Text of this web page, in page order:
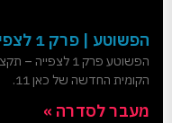
הפשוטע | פרק 1 לצפייה – לא רק שחורדינית
הפשוטע פרק 1
הקומית החדשה של כאן 11.
מעבר לסדרה »